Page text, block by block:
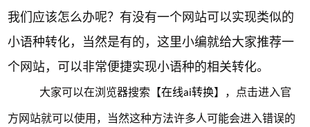
我们应该怎么办呢？有没有一个网站可以实现类似的
小语种转化，当然是有的，这里小编就给大家推荐一
个网站，可以非常便捷实现小语种的相关转化。
大家可以在浏览器搜索【在线ai转换】，点击进入官
方网站就可以使用，当然这种方法许多人可能会进入错误的